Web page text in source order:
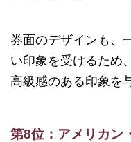
券面のデザインも、
い印象を受けるため
高級感のある印象を
第8位：アメリカン